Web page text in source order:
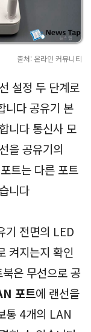
출처: 온라인 커뮤니티
설정 두 단계로
니다 공유기 본
니다 통신사 모
을 공유기의
트는 다른 포트
니다
기 전면의 LED
켜지는지 확인
은 무선으로 공
포트에 랜선을
통 4개의 LAN